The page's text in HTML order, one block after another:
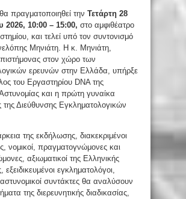
πραγματοποιηθεί την Τετάρτη 28
2026, 10:00 – 15:00, στο αμφιθέατρο
και τελεί υπό τον συντονισμό
Μηνιάτη. Η κ. Μηνιάτη,
στον χώρο των
ερευνών στην Ελλάδα, υπήρξε
του Εργαστηρίου DNA της
και η πρώτη γυναίκα
της Διεύθυνσης Εγκληματολογικών
της εκδήλωσης, διακεκριμένοι
νομικοί, πραγματογνώμονες και
αξιωματικοί της Ελληνικής
εξειδικευμένοι εγκληματολόγοι,
συντάκτες θα αναλύσουν
της διερευνητικής διαδικασίας,